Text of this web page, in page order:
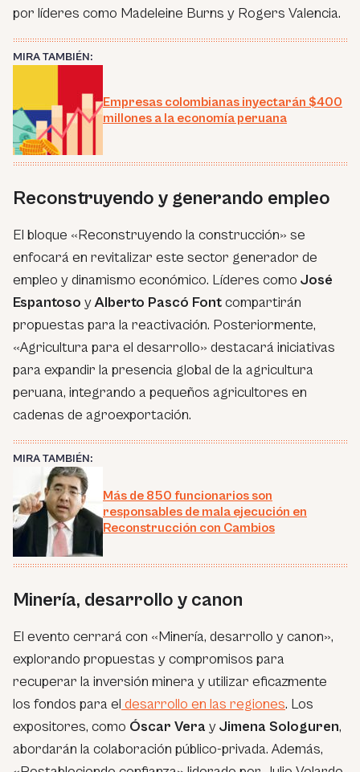
por líderes como Madeleine Burns y Rogers Valencia.
MIRA TAMBIÉN:
Empresas colombianas inyectarán $400
millones a la economía peruana
Reconstruyendo y generando empleo
El bloque «Reconstruyendo la construcción» se
enfocará en revitalizar este sector generador de
empleo y dinamismo económico. Líderes como José
Espantoso yAlberto Pascó Fontcompartirán
propuestas para la reactivación. Posteriormente,
«Agricultura para el desarrollo» destacará iniciativas
para expandir la presencia global de la agricultura
peruana, integrando a pequeños agricultores en
cadenas de agroexportación.
MIRA TAMBIÉN:
Más de 850 funcionarios son
responsables de mala ejecución en
Reconstrucción con Cambios
Minería, desarrollo y canon
El evento cerrará con «Minería, desarrollo y canon»,
explorando propuestas y compromisos para
recuperar la inversión minera y utilizar eficazmente
los fondos para el desarrollo en las regiones. Los
expositores, como Óscar Vera yJimena Sologuren,
abordarán la colaboración público-privada. Además,